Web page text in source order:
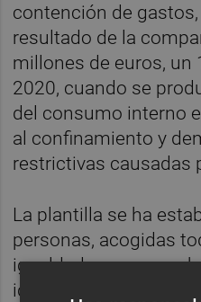
contención de gastos,
resultado de la
millones de euros, un
2020, cuando se
del consumo interno
al confinamiento y
restrictivas causadas
La plantilla se ha
personas, acogidas
igualdad que se
ido actualizando. En